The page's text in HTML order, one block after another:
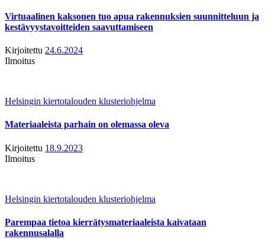
Virtuaalinen kaksonen tuo apua rakennuksien suunnitteluun ja
kestävyystavoitteiden saavuttamiseen
Kirjoitettu 24.6.2024
Ilmoitus
Helsingin kiertotalouden klusteriohjelma
Materiaaleista parhain on olemassa oleva
Kirjoitettu 18.9.2023
Ilmoitus
Helsingin kiertotalouden klusteriohjelma
Parempaa tietoa kierrätysmateriaaleista kaivataan
rakennusalalla